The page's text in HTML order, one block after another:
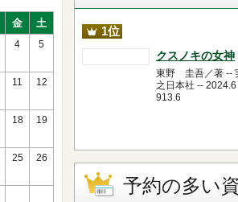
金 土
4 5
11 12
18 19
25 26
1位
クスノキの女神
東野 圭吾／著 --
之日本社 -- 2024.6
913.6
予約の多い